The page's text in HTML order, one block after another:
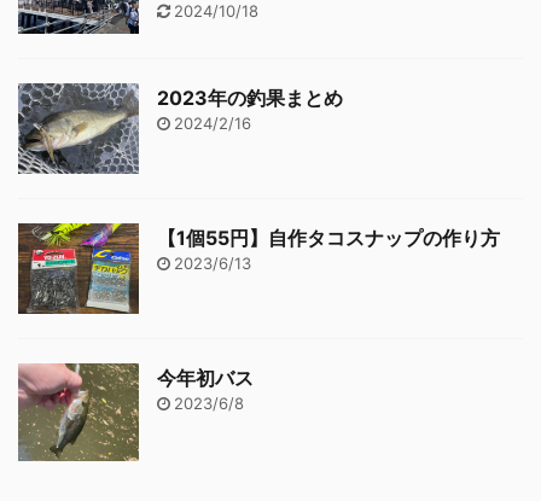
2024/10/18
2023年の釣果まとめ
2024/2/16
【1個55円】自作タコスナップの作り方
2023/6/13
今年初バス
2023/6/8